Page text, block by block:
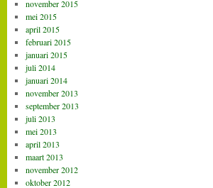
november 2015
mei 2015
april 2015
februari 2015
januari 2015
juli 2014
januari 2014
november 2013
september 2013
juli 2013
mei 2013
april 2013
maart 2013
november 2012
oktober 2012